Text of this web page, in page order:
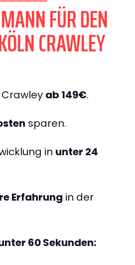
FÜR DEN
CRAWLEY
Crawley ab 149€.
sparen.
in unter 24
Erfahrung in der
60 Sekunden: